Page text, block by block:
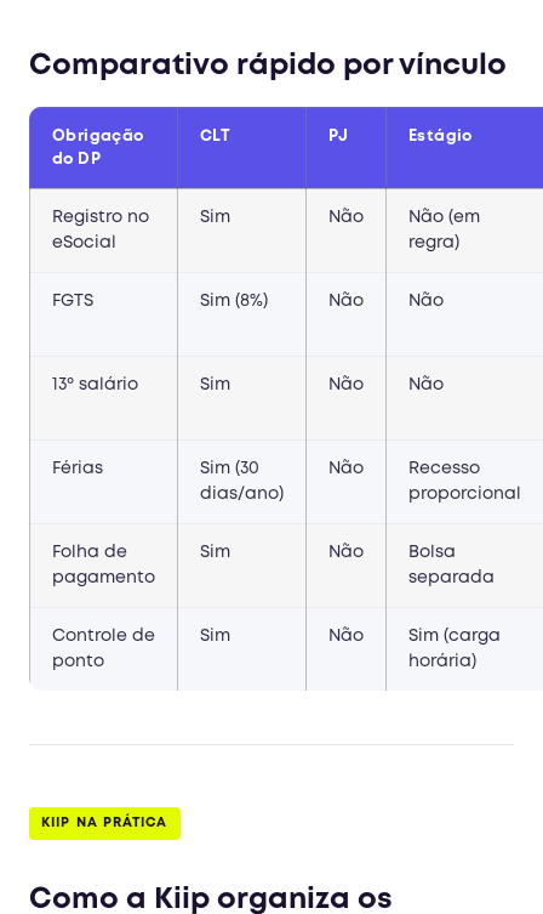
Comparativo rápido por vínculo
Obrigação
do DP
CLT PJ Estágio
Registro no
eSocial
Sim Não
Não (em
regra)
FGTS Sim (8%) Não Não
13º salário Sim Não Não
Férias
Sim (30
dias/ano)
Não
Recesso
proporcional
Folha de
pagamento
Sim Não
Bolsa
separada
Controle de
ponto
Sim Não
Sim (carga
horária)
KIIP NA PRÁTICA
Como a Kiip organiza os